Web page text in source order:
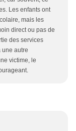
Les enfants ont
mais les
direct ou pas de
des services
une autre
victime, le